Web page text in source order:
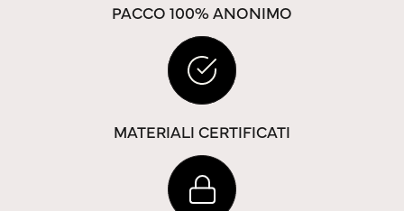
PACCO 100% ANONIMO
MATERIALI CERTIFICATI